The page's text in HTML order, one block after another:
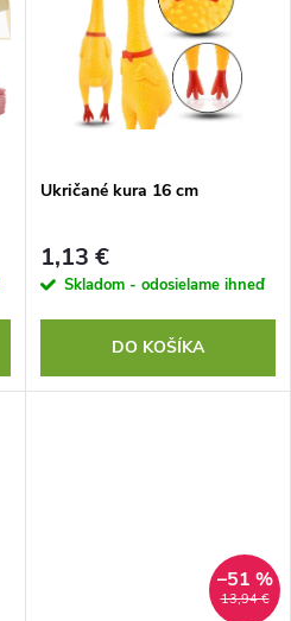
Ukričané kura 16 cm
1,13 €
Skladom - odosielame ihneď
DO KOŠÍKA
13,94 €
–51 %